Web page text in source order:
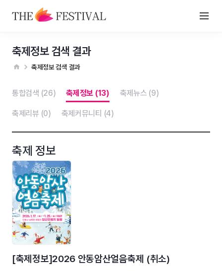
축제정보 검색 결과
축제정보 검색 결과
통합검색 (26) 축제정보 (13) 축제뉴스 (9)
축제리뷰 (0) 축제커뮤니티 (4)
축제 정보
[축제정보]2026 안동암산얼음축제 (취소)